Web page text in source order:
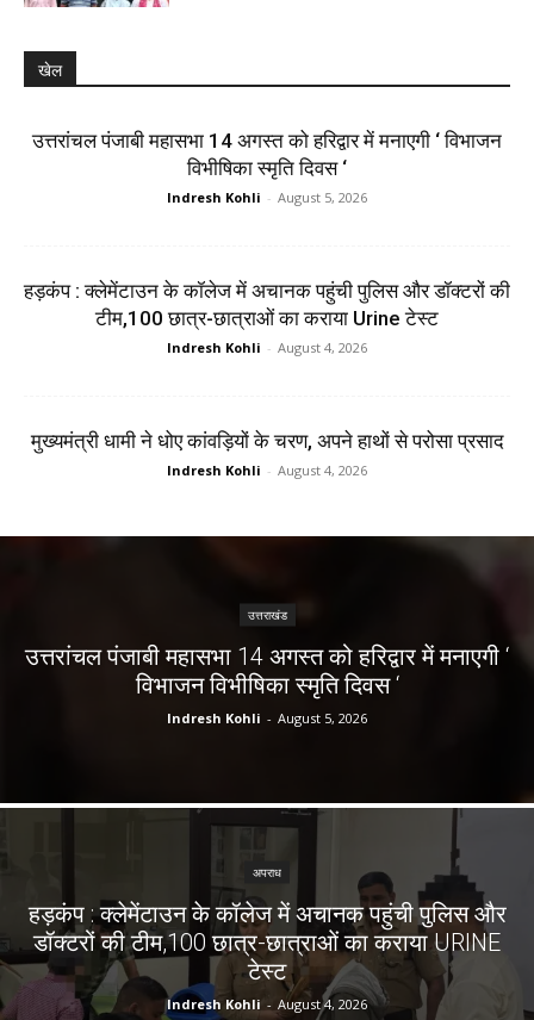
खेल
उत्तरांचल पंजाबी महासभा 14 अगस्त को हरिद्वार में मनाएगी ‘ विभाजन
विभीषिका स्मृति दिवस ‘
Indresh Kohli - August 5, 2026
हड़कंप : क्लेमेंटाउन के कॉलेज में अचानक पहुंची पुलिस और डॉक्टरों की
टीम,100 छात्र-छात्राओं का कराया Urine टेस्ट
Indresh Kohli - August 4, 2026
मुख्यमंत्री धामी ने धोए कांवड़ियों के चरण, अपने हाथों से परोसा प्रसाद
Indresh Kohli - August 4, 2026
उत्तराखंड
उत्तरांचल पंजाबी महासभा 14 अगस्त को हरिद्वार में मनाएगी ‘
विभाजन विभीषिका स्मृति दिवस ‘
Indresh Kohli - August 5, 2026
अपराध
हड़कंप : क्लेमेंटाउन के कॉलेज में अचानक पहुंची पुलिस और
डॉक्टरों की टीम,100 छात्र-छात्राओं का कराया URINE
टेस्ट
Indresh Kohli - August 4, 2026